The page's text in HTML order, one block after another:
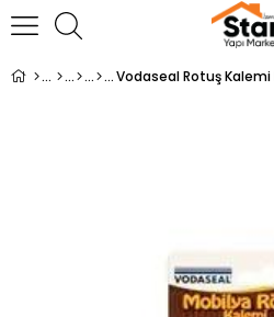
Vodaseal Rotuş Kalemi